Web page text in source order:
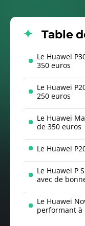
Table
Le Huawei
350 euros
Le Huawei
250 euros
Le Huawei
de 350 euros
Le Huawei
Le Huawei P
avec de
Le Huawei
performant